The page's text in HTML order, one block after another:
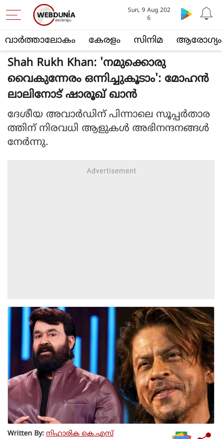
വാര്‍ത്താലോകം കേരളം സിനിമ ആരോഗ്യം
Sun, 9 Aug 202
6
Shah Rukh Khan: 'നമുക്കൊരു
വൈകുന്നേരം ഒന്നിച്ചുകൂടാം': മോഹൻ
ലാലിനോട് ഷാരൂഖ് ഖാൻ
ദേശീയ അവാർഡിന് പിന്നാലെ സൂപ്പർതാര
ത്തിന് നിരവധി ആളുകൾ അഭിനന്ദനങ്ങൾ
നേർന്നു.
Written By: നിഹാരിക കെ.എസ്